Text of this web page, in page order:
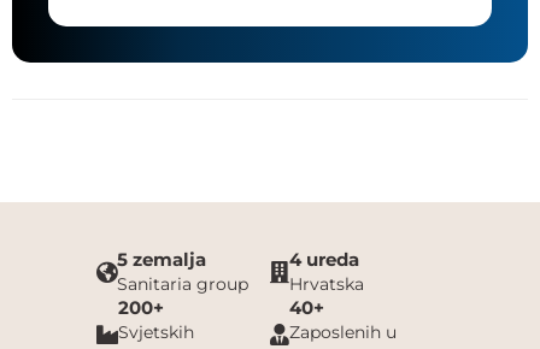
5 zemalja
Sanitaria group
4 ureda
Hrvatska
200+
Svjetskih
40+
Zaposlenih u